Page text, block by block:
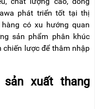
phát triển tốt tại thị
có xu hướng quan
sản phẩm phân khúc
chiến lược để thâm nhập
xuất thang